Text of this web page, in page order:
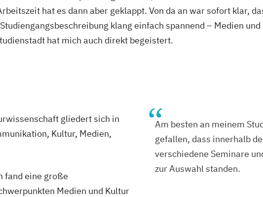
hat es dann aber geklappt. Von da an war sofort klar,
klang einfach spannend – Medien und
hat mich auch direkt begeistert.
Am besten an meinem
gefallen, dass innerhalb
verschiedene Seminare
zur Auswahl standen.
gliedert sich in
Kultur, Medien,
fand eine große
Medien und Kultur